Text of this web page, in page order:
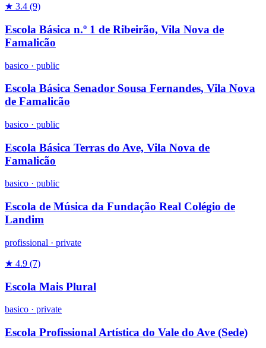
★ 3.4 (9)
Escola Básica n.º 1 de Ribeirão, Vila Nova de
Famalicão
basico · public
Escola Básica Senador Sousa Fernandes, Vila Nova
de Famalicão
basico · public
Escola Básica Terras do Ave, Vila Nova de
Famalicão
basico · public
Escola de Música da Fundação Real Colégio de
Landim
profissional · private
★ 4.9 (7)
Escola Mais Plural
basico · private
Escola Profissional Artística do Vale do Ave (Sede)